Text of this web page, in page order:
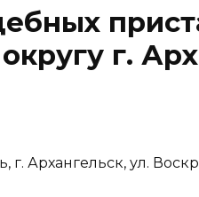
г.
г. Архангельск, ул.